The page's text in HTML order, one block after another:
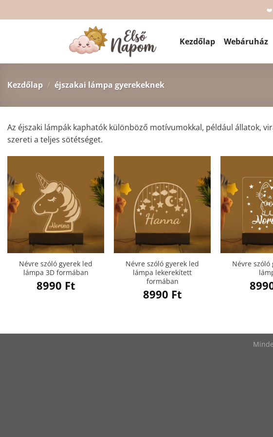
to
❤️
Kezdőlap Webáruház
Kezdőlap / éjszakai lámpa gyerekeknek
Az éjszaki lámpák kaphatók különböző motívumokkal, például állatok,
szereti a teljes sötétséget.
Névre szóló gyerek led
lámpa 3D formában
8990 Ft
Névre szóló gyerek led
lámpa lekerekített
formában
8990 Ft
Névre szóló